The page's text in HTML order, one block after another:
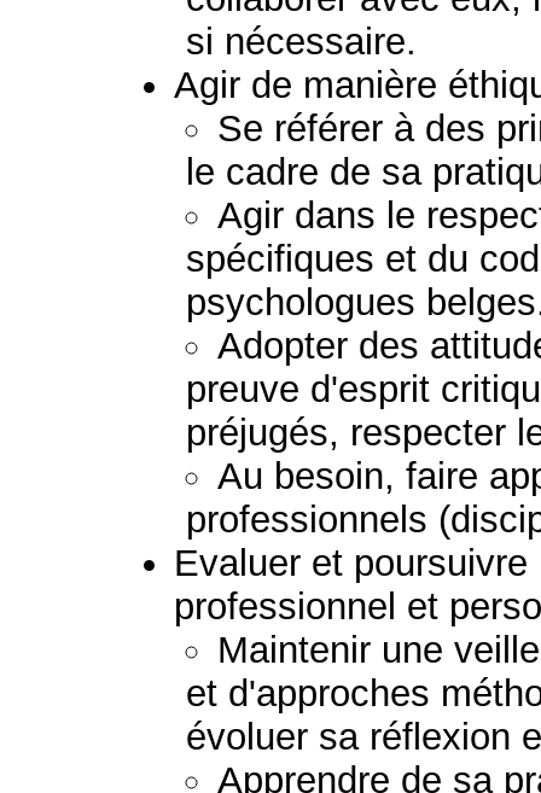
si nécessaire.
Agir de manière
Se référer à des
le cadre de sa
Agir dans le
spécifiques et du
psychologues
Adopter des
preuve d'esprit
préjugés, respecter
Au besoin, faire
professionnels
Evaluer et
professionnel et
Maintenir une
et d'approches
évoluer sa réflexion
Apprendre de sa